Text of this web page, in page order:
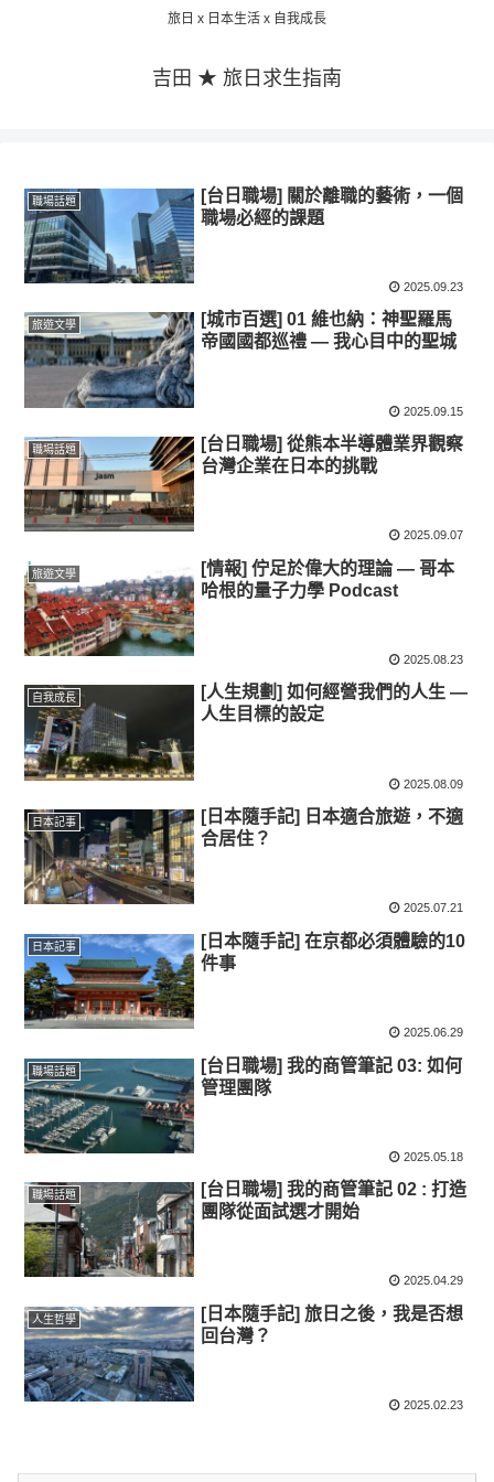
旅日 x 日本生活 x 自我成長
吉田 ★ 旅日求生指南
職場話題
[台日職場] 關於離職的藝術，一個
職場必經的課題
2025.09.23
旅遊文學
[城市百選] 01 維也納：神聖羅馬
帝國國都巡禮 — 我心目中的聖城
2025.09.15
職場話題
[台日職場] 從熊本半導體業界觀察
台灣企業在日本的挑戰
2025.09.07
旅遊文學
[情報] 佇足於偉大的理論 — 哥本
哈根的量子力學 Podcast
2025.08.23
自我成長
[人生規劃] 如何經營我們的人生 —
人生目標的設定
2025.08.09
日本記事
[日本隨手記] 日本適合旅遊，不適
合居住？
2025.07.21
日本記事
[日本隨手記] 在京都必須體驗的10
件事
2025.06.29
職場話題
[台日職場] 我的商管筆記 03: 如何
管理團隊
2025.05.18
職場話題
[台日職場] 我的商管筆記 02 : 打造
團隊從面試選才開始
2025.04.29
人生哲學
[日本隨手記] 旅日之後，我是否想
回台灣？
2025.02.23